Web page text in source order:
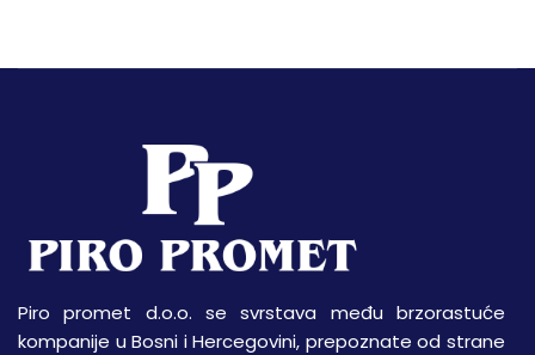
Piro promet d.o.o. se svrstava među brzorastuće
kompanije u Bosni i Hercegovini, prepoznate od strane